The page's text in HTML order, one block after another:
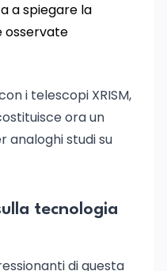
a spiegare la
osservate
i telescopi XRISM,
ora un
analoghi studi su
tecnologia
di questa